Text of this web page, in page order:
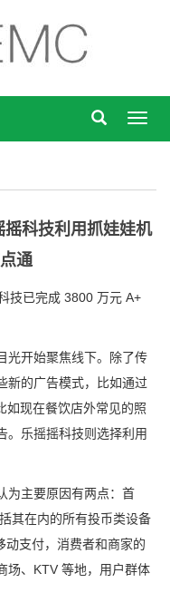
科技利用抓娃娃机
通
技已完成 3800 万元 A+
光开始聚焦线下。除了传
新的广告模式，比如通过
如现在餐饮店外常见的照
。乐摇摇科技则选择利用
为主要原因有两点：首
其在内的所有投币类设备
支付，消费者和商家的
场、KTV 等地，用户群体